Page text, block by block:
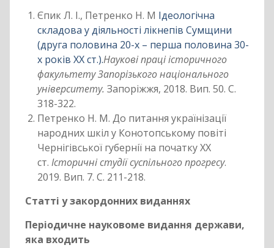
Єпик Л. І., Петренко Н. М Ідеологічна
складова у діяльності лікнепів Сумщини
(друга половина 20-х – перша половина 30-
х років ХХ ст.).Наукові праці історичного
факультету Запорізького національного
університету. Запоріжжя, 2018. Вип. 50. С.
318-322.
Петренко Н. М. До питання українізації
народних шкіл у Конотопському повіті
Чернігівської губернії на початку ХХ
ст. Історичні студії суспільного прогресу.
2019. Вип. 7. С. 211-218.
Статті у закордонних виданнях
Періодичне науковоме видання держави,
яка входить